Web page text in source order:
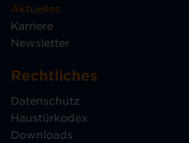
Aktuelles
Karriere
Newsletter
Rechtliches
Datenschutz
Haustürkodex
Downloads